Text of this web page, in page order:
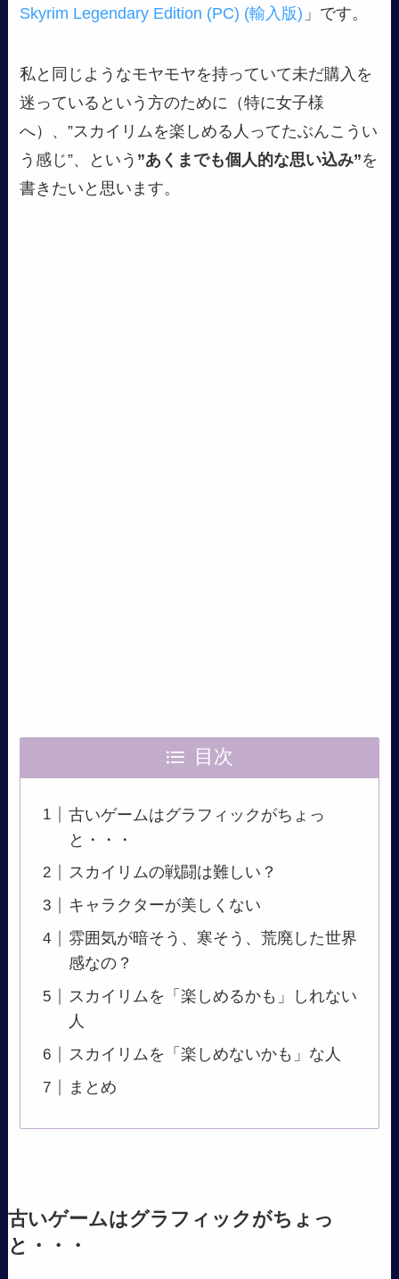
Skyrim Legendary Edition (PC) (輸入版) 」です。
私と同じようなモヤモヤを持っていて未だ購入を
迷っているという方のために（特に女子様
へ）、”スカイリムを楽しめる人ってたぶんこうい
う感じ”、という ”あくまでも個人的な思い込み”を
書きたいと思います。
目次
古いゲームはグラフィックがちょっ
と・・・
スカイリムの戦闘は難しい？
キャラクターが美しくない
雰囲気が暗そう、寒そう、荒廃した世界
感なの？
スカイリムを「楽しめるかも」しれない
人
スカイリムを「楽しめないかも」な人
まとめ
古いゲームはグラフィックがちょっ
と・・・